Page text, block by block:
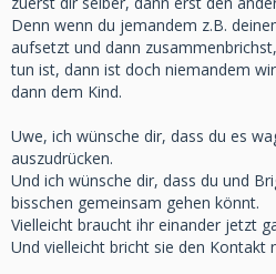
Denn wenn du jemandem z.B.
aufsetzt und dann
tun ist, dann ist doch niemandem
dann dem Kind.
Uwe, ich wünsche dir, dass du es
auszudrücken.
Und ich wünsche dir, dass du und
bisschen gemeinsam gehen könnt.
Vielleicht braucht ihr einander jetzt
Und vielleicht bricht sie den Kontakt